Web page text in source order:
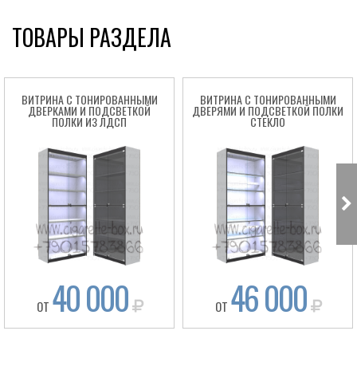
ТОВАРЫ РАЗДЕЛА
ВИТРИНА С ТОНИРОВАННЫМИ
ДВЕРКАМИ И ПОДСВЕТКОЙ
ПОЛКИ ИЗ ЛДСП
ОТ 40 000
ВИТРИНА С ТОНИРОВАННЫМИ
ДВЕРЯМИ И ПОДСВЕТКОЙ ПОЛКИ
СТЕКЛО
ОТ 46 000